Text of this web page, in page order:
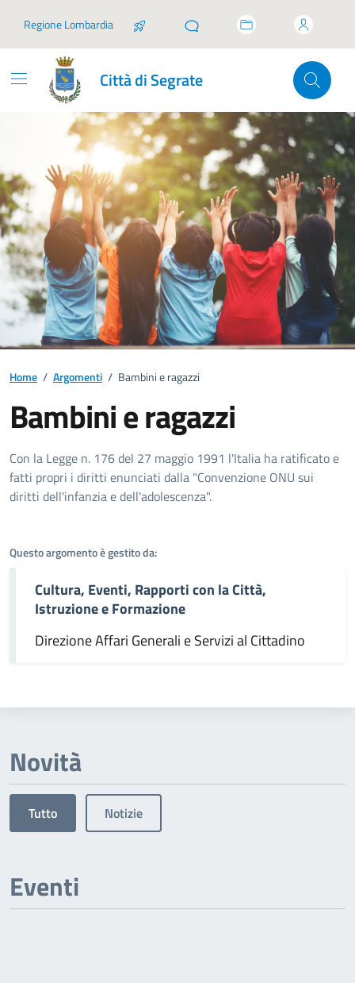
Regione Lombardia
Città di Segrate
Home / Argomenti / Bambini e ragazzi
Bambini e ragazzi
Dettagli dell'argomento
Con la Legge n. 176 del 27 maggio 1991 l'Italia ha ratificato e
fatti propri i diritti enunciati dalla "Convenzione ONU sui
diritti dell'infanzia e dell'adolescenza".
Questo argomento è gestito da:
Cultura, Eventi, Rapporti con la Città,
Istruzione e Formazione
Direzione Affari Generali e Servizi al Cittadino
Novità
Tutto Notizie
Eventi